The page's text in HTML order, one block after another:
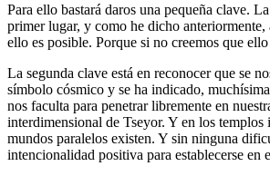
Para ello bastará daros una pequeña clave.
primer lugar, y como he dicho anteriormente,
ello es posible. Porque si no creemos que
La segunda clave está en reconocer que se
símbolo cósmico y se ha indicado,
nos faculta para penetrar libremente en
interdimensional de Tseyor. Y en los templos
mundos paralelos existen. Y sin ninguna
intencionalidad positiva para establecerse en